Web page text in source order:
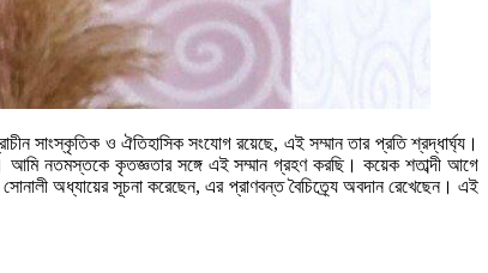
সাংস্কৃতিক ও ঐতিহাসিক সংযোগ রয়েছে, এই সম্মান তার প্রতি শ্রদ্ধার্ঘ্য।
নতমস্তকে কৃতজ্ঞতার সঙ্গে এই সম্মান গ্রহণ করছি। কয়েক শতাব্দী আগে
অধ্যায়ের সূচনা করেছেন, এর প্রাণবন্ত বৈচিত্র্যে অবদান রেখেছেন। এই